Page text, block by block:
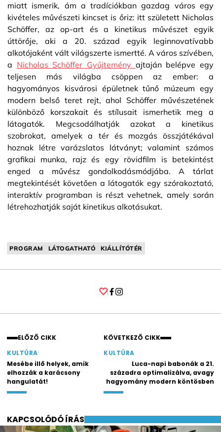
miatt ismerik, ám a tradíciókban gazdag város egy
kivételes művészeti kincset is őriz: itt született Nicholas
Schöffer, az op-art és a kinetikus művészet egyik
úttörője, aki a 20. század egyik leginnovatívabb
alkotójaként vált világszerte ismertté. A város szívében,
a Nicholas Schöffer Gyűjtemény ajtaján belépve egy
teljesen más világba csöppen az ember: a
hagyományos kisvárosi épületnek tűnő múzeum egy
modern belső teret rejt, ahol Schöffer művészetének
különböző korszakait és stílusait ismerhetik meg a
látogatók. Megcsodálhatják azokat a kinetikus
szobrokat, amelyek a tér és mozgás összjátékával
hoznak létre varázslatos látványt; valamint számos
grafikai munka, rajz és egy rövidfilm is betekintést
enged a művész gondolkodásmódjába. A tárlat
megtekintését követően a látogatók egy szórakoztató,
interaktív programban is részt vehetnek, amely során
létrehozhatják saját kinetikus alkotásukat.
PROGRAM LÁTOGATHATÓ KIÁLLÍTÓTÉR
ELŐZŐ CIKK
KULTÚRA
Mesébe illő helyek, amik
elhozzák a karácsony
hangulatát!
KÖVETKEZŐ CIKK
KULTÚRA
Luca-napi babonák a 21.
századra optimalizálva, avagy
hagyomány modern köntösben
KAPCSOLÓDÓ ÍRÁS